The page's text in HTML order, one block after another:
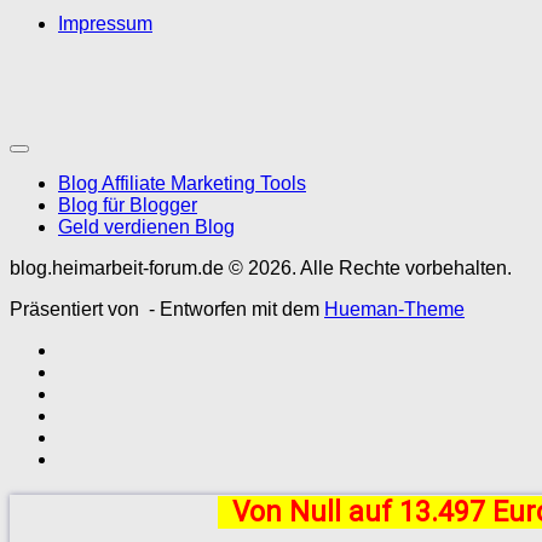
Impressum
Blog Affiliate Marketing Tools
Blog für Blogger
Geld verdienen Blog
blog.heimarbeit-forum.de © 2026. Alle Rechte vorbehalten.
Präsentiert von - Entworfen mit dem Hueman-Theme
Von Null auf 13.497